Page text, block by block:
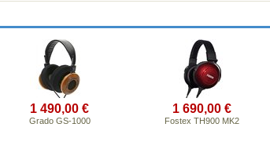
1 490,00 €
Grado GS-1000
1 690,00 €
Fostex TH900 MK2